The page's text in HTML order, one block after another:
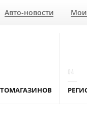
Авто-новости Мои